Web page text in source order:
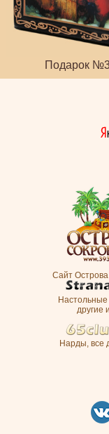
Подарок
Сайт
другие
Нарды, все